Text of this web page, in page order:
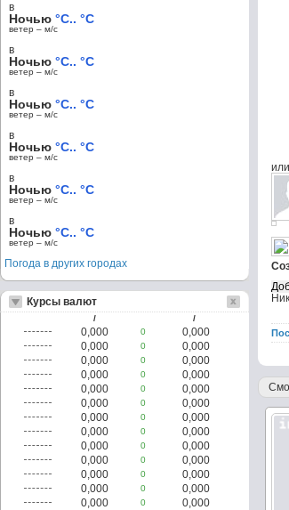
в
Ночью °C.. °C
ветер – м/c
в
Ночью °C.. °C
ветер – м/c
в
Ночью °C.. °C
ветер – м/c
в
Ночью °C.. °C
ветер – м/c
в
Ночью °C.. °C
ветер – м/c
в
Ночью °C.. °C
ветер – м/c
Погода в других городах
Курсы валют
/ /
0,000 0
0,000
0,000
0
0,000
0,000
0
0,000
0,000
0
0,000
0,000
0
0,000
0,000
0
0,000
0,000
0
0,000
0,000
0
0,000
0,000
0
0,000
0,000
0
0,000
0,000
0
0,000
0,000
0
0,000
0,000
0
0,000